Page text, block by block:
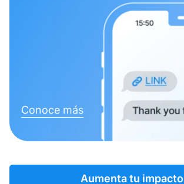
Conoce más
Aumenta tu impacto